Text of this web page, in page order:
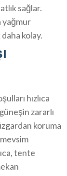
sağlar.
yağmur
daha kolay.
hızlıca
zararlı
koruma
tente